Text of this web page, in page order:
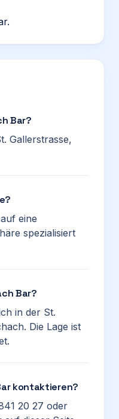
Bar?
Gallerstrasse,
eine
spezialisiert
Bar?
in der St.
Die Lage ist
kontaktieren?
20 27 oder